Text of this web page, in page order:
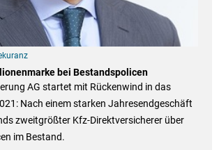
bei Bestandspolicen
AG startet mit Rückenwind in das
Nach einem starken Jahresendgeschäft
zweitgrößter Kfz-Direktversicherer über
im Bestand.